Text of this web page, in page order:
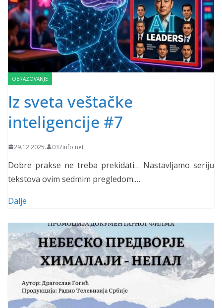
OBRAZOVANJE
Iz sveta veštačke
inteligencije #7
29.12.2025. 037info.net
Dobre prakse ne treba prekidati… Nastavljamo seriju
tekstova ovim sedmim pregledom.…
Dalje